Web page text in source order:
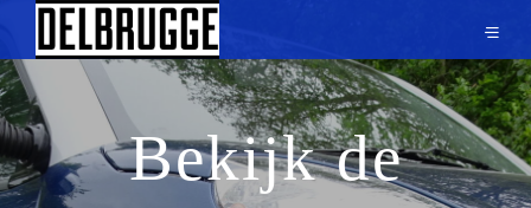
Bekijk de